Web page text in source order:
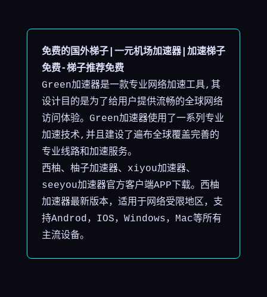
免费的国外梯子|一元机场加速器|加速梯子
免费-梯子推荐免费
Green加速器是一款专业网络加速工具,其
设计目的是为了给用户提供流畅的全球网络
访问体验。Green加速器使用了一系列专业
加速技术,并且建设了遍布全球覆盖完善的
专业线路和加速服务。
西柚、柚子加速器、xiyou加速器、
seeyou加速器官方客户端APP下载。西柚
加速器最新版本，适用于网络受限地区，支
持Androd，IOS，Windows，Mac等所有
主流设备。